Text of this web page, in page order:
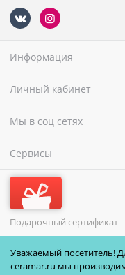
Информация
Личный кабинет
Мы в соц сетях
Сервисы
Подарочный сертификат
МЫ ПРИНИМАЕМ
Уважаемый посетитель!
ceramar.ru мы